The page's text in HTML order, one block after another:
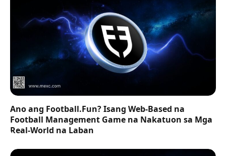
Ano ang Football.Fun? Isang Web-Based na
Football Management Game na Nakatuon sa Mga
Real-World na Laban